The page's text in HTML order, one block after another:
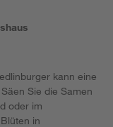
kann eine
Sie die Samen
oder im
in